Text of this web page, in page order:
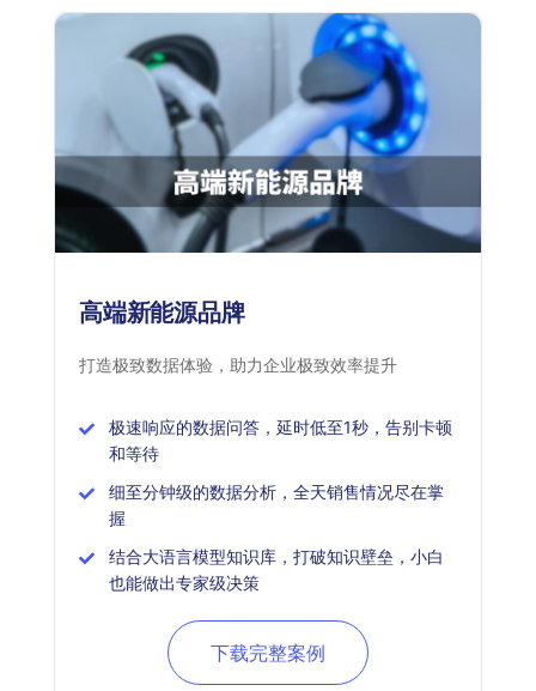
高端新能源品牌
打造极致数据体验，助力企业极致效率提升
极速响应的数据问答，延时低至1秒，告别卡顿
和等待
细至分钟级的数据分析，全天销售情况尽在掌
握
结合大语言模型知识库，打破知识壁垒，小白
也能做出专家级决策
下载完整案例